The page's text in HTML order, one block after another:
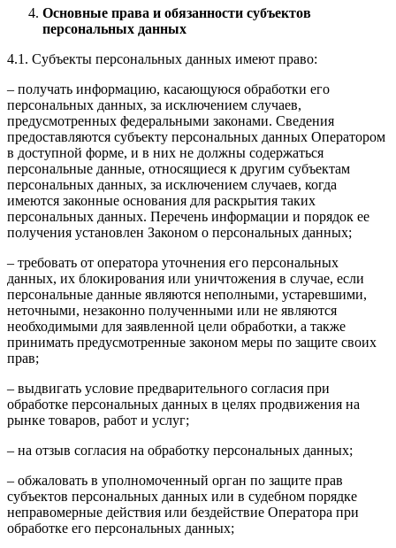
Основные права и обязанности субъектов
персональных данных
4.1. Субъекты персональных данных имеют право:
– получать информацию, касающуюся обработки его
персональных данных, за исключением случаев,
предусмотренных федеральными законами. Сведения
предоставляются субъекту персональных данных Оператором
в доступной форме, и в них не должны содержаться
персональные данные, относящиеся к другим субъектам
персональных данных, за исключением случаев, когда
имеются законные основания для раскрытия таких
персональных данных. Перечень информации и порядок ее
получения установлен Законом о персональных данных;
– требовать от оператора уточнения его персональных
данных, их блокирования или уничтожения в случае, если
персональные данные являются неполными, устаревшими,
неточными, незаконно полученными или не являются
необходимыми для заявленной цели обработки, а также
принимать предусмотренные законом меры по защите своих
прав;
– выдвигать условие предварительного согласия при
обработке персональных данных в целях продвижения на
рынке товаров, работ и услуг;
– на отзыв согласия на обработку персональных данных;
– обжаловать в уполномоченный орган по защите прав
субъектов персональных данных или в судебном порядке
неправомерные действия или бездействие Оператора при
обработке его персональных данных;